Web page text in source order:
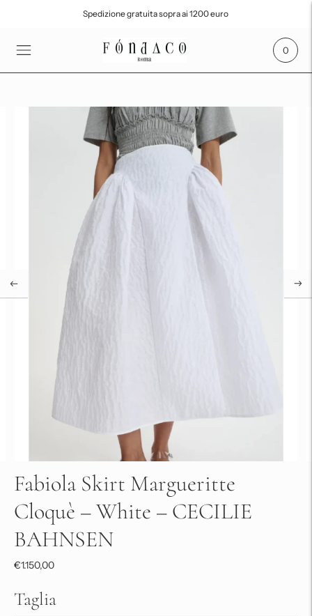
Spedizione gratuita sopra ai 1200 euro
0
Fabiola Skirt Margueritte
Cloquè – White – CECILIE
BAHNSEN
€1.150,00
Taglia